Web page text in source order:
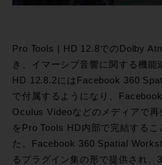
Pro Tools | HD 12.8でのDolby
き、イマーシブ音響に関する機能
HD 12.8.2にはFacebook 360
で付属するようになり、
Oculus Videoなどのメディアで
をPro Tools HD内部で完結するこ
た。Facebook 360 Spatial
るプラグイン集の形で提供され